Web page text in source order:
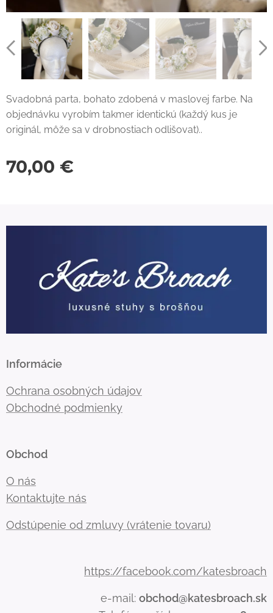
Svadobná parta, bohato zdobená v maslovej farbe. Na
objednávku vyrobím takmer identickú (každý kus je
originál, môže sa v drobnostiach odlišovat)..
70,00 €
Informácie
Ochrana osobných údajov
Obchodné podmienky
Obchod
O nás
Kontaktujte nás
Odstúpenie od zmluvy (vrátenie tovaru)
https://facebook.com/katesbroach
e-mail: obchod@katesbroach.sk